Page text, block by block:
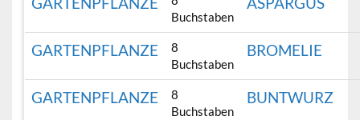
Buchstaben
GARTENPFLANZE
8
Buchstaben
BROMELIE
GARTENPFLANZE
8
Buchstaben
BUNTWURZ